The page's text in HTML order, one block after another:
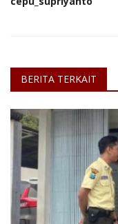
BERITA TERKAIT